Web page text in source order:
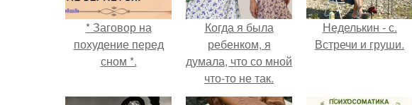
* Заговор на
похудение перед
сном *.
Когда я была
ребенком, я
думала, что со мной
что-то не так.
Неделькин - с.
Встречи и груши.